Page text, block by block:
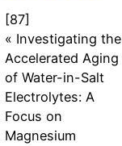
[87]
« Investigating the
Accelerated Aging
of Water-in-Salt
Electrolytes: A
Focus on
Magnesium